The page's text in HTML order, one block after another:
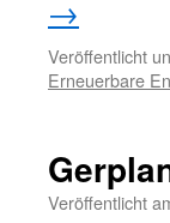
→
Veröffentlicht
Erneuerbare
Veröffentlicht